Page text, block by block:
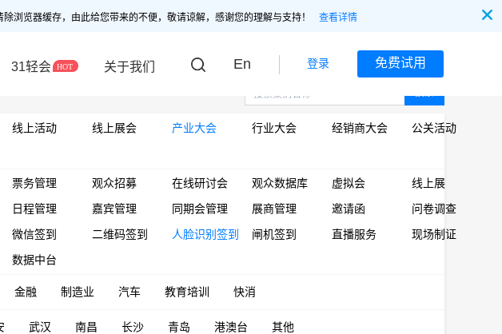
浏览器缓存，由此给您带来的不便，敬请谅解，感谢您的理解与支持！ 查看详情
31轻会 关于我们 En 登录 免费试用
线上活动 线上展会 产业大会 行业大会 经销商大会
公关活动
票务管理 观众招募 在线研讨会 观众数据库 虚拟会
线上展
日程管理 嘉宾管理 同期会管理 展商管理 邀请函
问卷调查
微信签到 二维码签到 人脸识别签到 闸机签到 直播服务
现场制证
数据中台
金融 制造业 汽车 教育培训 快消
武汉 南昌 长沙 青岛 港澳台 其他